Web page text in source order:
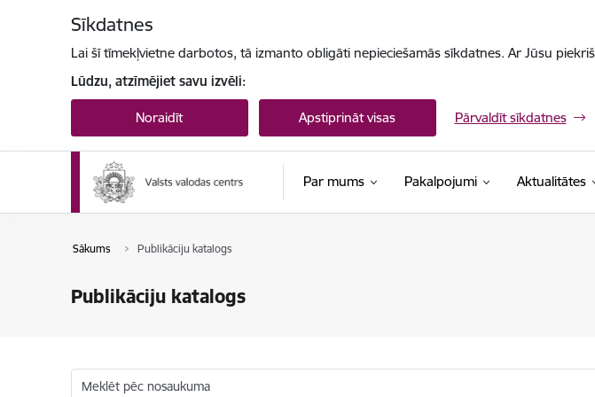
Sīkdatnes
Lai šī tīmekļvietne darbotos, tā izmanto obligāti nepieciešamās sīkdatnes. Ar Jūsu
Lūdzu, atzīmējiet savu izvēli:
Noraidīt Apstiprināt visas Pārvaldīt sīkdatnes
Par mums Pakalpojumi Aktualitātes
Sākums Publikāciju katalogs
Publikāciju katalogs
Meklēt pēc nosaukuma